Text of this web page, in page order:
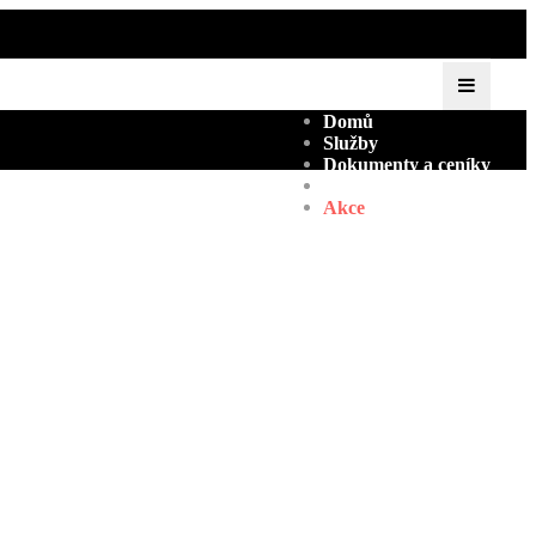
Domů
Služby
Dokumenty a ceníky
Akce